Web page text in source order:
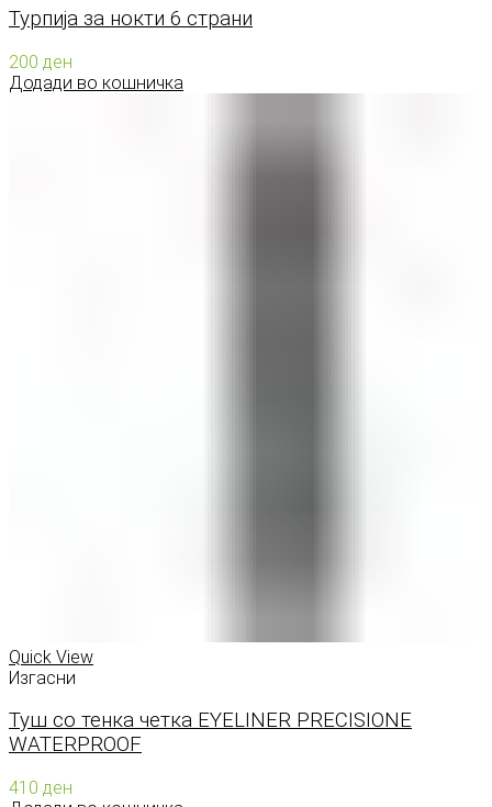
Турпија за нокти 6 страни
200 ден
Додади во кошничка
Quick View
Изгасни
Туш со тенка четка EYELINER PRECISIONE
WATERPROOF
410 ден